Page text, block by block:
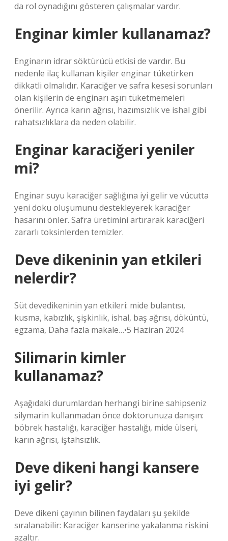
da rol oynadığını gösteren çalışmalar vardır.
Enginar kimler kullanamaz?
Enginarın idrar söktürücü etkisi de vardır. Bu
nedenle ilaç kullanan kişiler enginar tüketirken
dikkatli olmalıdır. Karaciğer ve safra kesesi sorunları
olan kişilerin de enginarı aşırı tüketmemeleri
önerilir. Ayrıca karın ağrısı, hazımsızlık ve ishal gibi
rahatsızlıklara da neden olabilir.
Enginar karaciğeri yeniler
mi?
Enginar suyu karaciğer sağlığına iyi gelir ve vücutta
yeni doku oluşumunu destekleyerek karaciğer
hasarını önler. Safra üretimini artırarak karaciğeri
zararlı toksinlerden temizler.
Deve dikeninin yan etkileri
nelerdir?
Süt devedikeninin yan etkileri: mide bulantısı,
kusma, kabızlık, şişkinlik, ishal, baş ağrısı, döküntü,
egzama, Daha fazla makale…•5 Haziran 2024
Silimarin kimler
kullanamaz?
Aşağıdaki durumlardan herhangi birine sahipseniz
silymarin kullanmadan önce doktorunuza danışın:
böbrek hastalığı, karaciğer hastalığı, mide ülseri,
karın ağrısı, iştahsızlık.
Deve dikeni hangi kansere
iyi gelir?
Deve dikeni çayının bilinen faydaları şu şekilde
sıralanabilir: Karaciğer kanserine yakalanma riskini
azaltır.